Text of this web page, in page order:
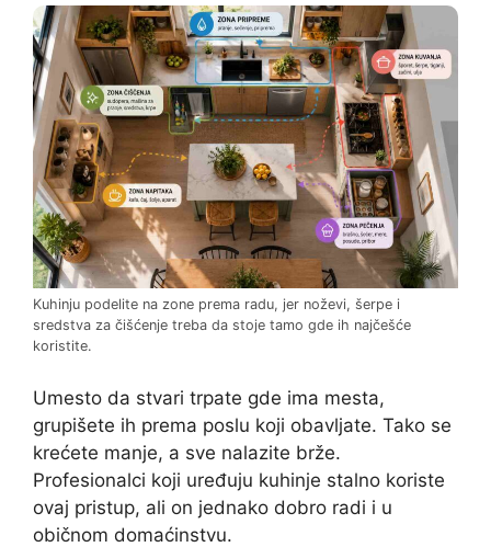
Kuhinju podelite na zone prema radu, jer noževi, šerpe i
sredstva za čišćenje treba da stoje tamo gde ih najčešće
koristite.
Umesto da stvari trpate gde ima mesta,
grupišete ih prema poslu koji obavljate. Tako se
krećete manje, a sve nalazite brže.
Profesionalci koji uređuju kuhinje stalno koriste
ovaj pristup, ali on jednako dobro radi i u
običnom domaćinstvu.